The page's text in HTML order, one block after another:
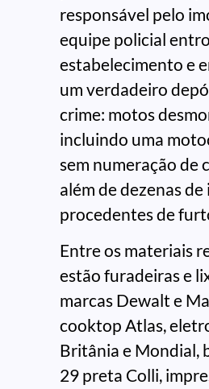
responsável pelo
equipe policial
estabelecimento e
um verdadeiro
crime: motos
incluindo uma
sem numeração de
além de dezenas de
procedentes de
Entre os materiais
estão furadeiras e
marcas Dewalt e
cooktop Atlas,
Britânia e Mondial,
29 preta Colli,